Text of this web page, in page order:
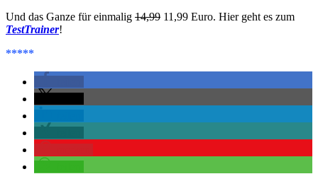
Und das Ganze für einmalig 14,99 11,99 Euro. Hier geht es zum
TestTrainer!
*****